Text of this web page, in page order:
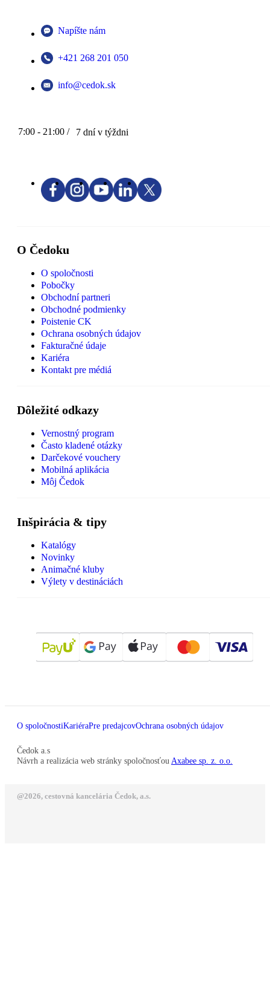
Napíšte nám
+421 268 201 050
info@cedok.sk
7:00 - 21:00 / 7 dní v týždni
O Čedoku
O spoločnosti
Pobočky
Obchodní partneri
Obchodné podmienky
Poistenie CK
Ochrana osobných údajov
Fakturačné údaje
Kariéra
Kontakt pre médiá
Dôležité odkazy
Vernostný program
Často kladené otázky
Darčekové vouchery
Mobilná aplikácia
Môj Čedok
Inšpirácia & tipy
Katalógy
Novinky
Animačné kluby
Výlety v destináciách
O spoločnostiKariéraPre predajcovOchrana osobných údajov
Čedok a.s
Návrh a realizácia web stránky spoločnosťou Axabee sp. z. o.o.
@2026, cestovná kancelária Čedok, a.s.